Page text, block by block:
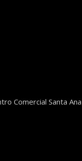
Comercial Santa Ana